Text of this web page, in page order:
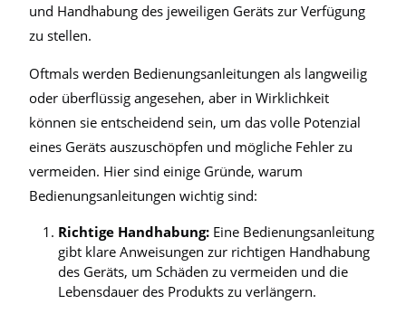
und Handhabung des jeweiligen Geräts zur Verfügung
zu stellen.
Oftmals werden Bedienungsanleitungen als langweilig
oder überflüssig angesehen, aber in Wirklichkeit
können sie entscheidend sein, um das volle Potenzial
eines Geräts auszuschöpfen und mögliche Fehler zu
vermeiden. Hier sind einige Gründe, warum
Bedienungsanleitungen wichtig sind:
Richtige Handhabung: Eine Bedienungsanleitung
gibt klare Anweisungen zur richtigen Handhabung
des Geräts, um Schäden zu vermeiden und die
Lebensdauer des Produkts zu verlängern.